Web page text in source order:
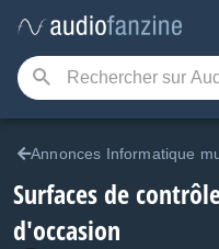
Annonces Informatique
Surfaces de
d'occasion